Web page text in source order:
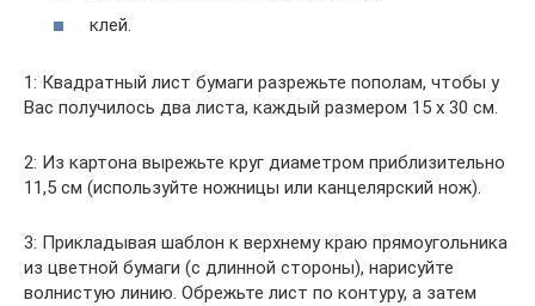
клей.
1: Квадратный лист бумаги разрежьте пополам, чтобы у
Вас получилось два листа, каждый размером 15 х 30 см.
2: Из картона вырежьте круг диаметром приблизительно
11,5 см (используйте ножницы или канцелярский нож).
3: Прикладывая шаблон к верхнему краю прямоугольника
из цветной бумаги (с длинной стороны), нарисуйте
волнистую линию. Обрежьте лист по контуру, а затем